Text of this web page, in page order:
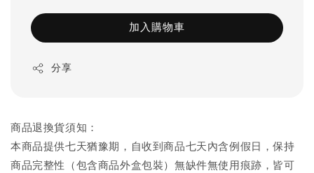
加入購物車
分享
商品退換貨須知：
本商品提供七天猶豫期，自收到商品七天內含例假日，保持
商品完整性（包含商品外盒包裝）無缺件無使用痕跡，皆可